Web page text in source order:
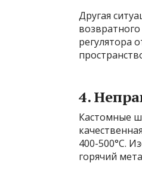
Другая
регулятора
4.
Кастомные
400-500°C.
горячий